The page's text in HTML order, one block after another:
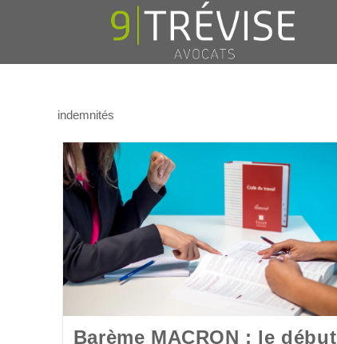
indemnités
Barème MACRON : le début